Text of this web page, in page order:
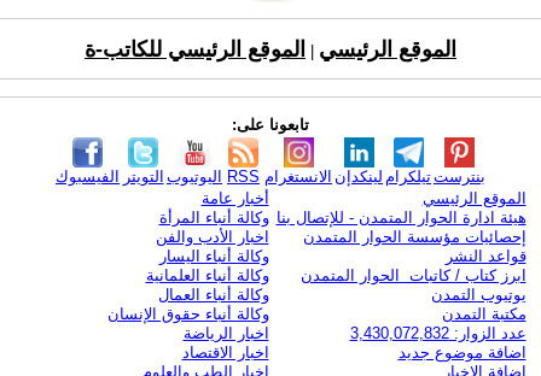
الموقع الرئيسي الموقع الرئيسي للكاتب-ة
تابعونا على:
الفيسبوك التويتر اليوتيوب RSS الانستغرام لينكدإن تيلكرامبنترست
الموقع الرئيسي
هيئة ادارة الحوار المتمدن - للإتصال بنا
إحصائيات مؤسسة الحوار المتمدن
قواعد النشر
ابرز كتاب / كاتبات الحوار المتمدن
يوتيوب التمدن
مكتبة التمدن
عدد الزوار: 3,430,072,832
اضافة موضوع جديد
اضافة الاخبار
أخبار عامة
وكالة أنباء المرأة
اخبار الأدب والفن
وكالة أنباء اليسار
وكالة أنباء العلمانية
وكالة أنباء العمال
وكالة أنباء حقوق الإنسان
اخبار الرياضة
اخبار الاقتصاد
اخبار الطب والعلوم